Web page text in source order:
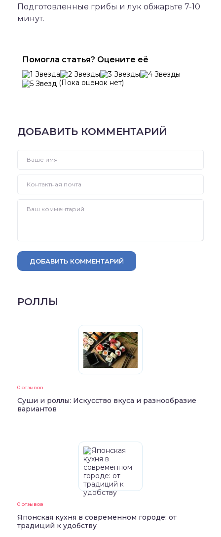
Подготовленные грибы и лук обжарьте 7-10
минут.
Помогла статья? Оцените её
(Пока оценок нет)
ДОБАВИТЬ КОММЕНТАРИЙ
ДОБАВИТЬ КОММЕНТАРИЙ
РОЛЛЫ
0 отзывов
Суши и роллы: Искусство вкуса и разнообразие
вариантов
0 отзывов
Японская кухня в современном городе: от
традиций к удобству